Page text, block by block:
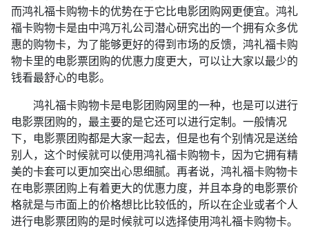
而鸿礼福卡购物卡的优势在于它比电影团购网更便宜。鸿礼
福卡购物卡是由中鸿万礼公司潜心研究出的一个拥有众多优
惠的购物卡，为了能够更好的得到市场的反馈，鸿礼福卡购
物卡里的电影票团购的优惠力度更大，可以让大家以最少的
钱看最舒心的电影。
鸿礼福卡购物卡是电影团购网里的一种，也是可以进行
电影票团购的，最主要的是它还可以进行定制。一般情况
下，电影票团购都是大家一起去，但是也有个别情况是送给
别人，这个时候就可以使用鸿礼福卡购物卡，因为它拥有精
美的卡套可以更加突出心思细腻。再者说，鸿礼福卡购物卡
在电影票团购上有着更大的优惠力度，并且本身的电影票价
格就是与市面上的价格想比比较低的，所以在企业或者个人
进行电影票团购的是时候就可以选择使用鸿礼福卡购物卡。